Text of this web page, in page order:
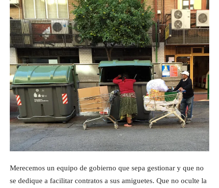
Merecemos un equipo de gobierno que sepa gestionar y que no
se dedique a facilitar contratos a sus amiguetes. Que no oculte la